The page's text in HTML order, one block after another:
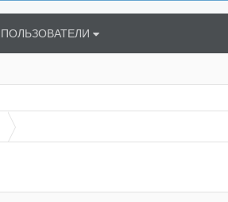
ПОЛЬЗОВАТЕЛИ